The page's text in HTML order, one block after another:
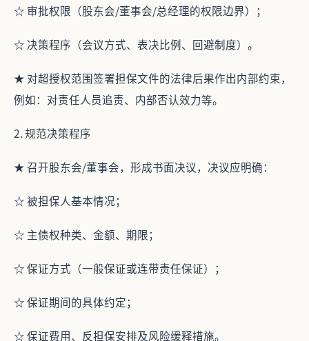
☆ 审批权限（股东会/董事会/总经理的权限边界）；
☆ 决策程序（会议方式、表决比例、回避制度）。
★ 对超授权范围签署担保文件的法律后果作出内部约束，
例如：对责任人员追责、内部否认效力等。
2. 规范决策程序
★ 召开股东会/董事会，形成书面决议，决议应明确：
☆ 被担保人基本情况；
☆ 主债权种类、金额、期限；
☆ 保证方式（一般保证或连带责任保证）；
☆ 保证期间的具体约定；
☆ 保证费用、反担保安排及风险缓释措施。